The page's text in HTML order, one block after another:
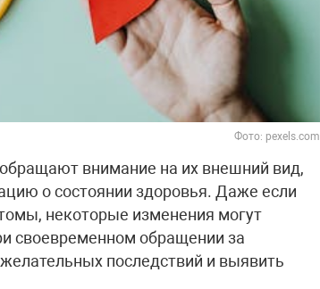
Фото: pexels.com
внимание на их внешний вид,
о состоянии здоровья. Даже если
некоторые изменения могут
своевременном обращении за
последствий и выявить